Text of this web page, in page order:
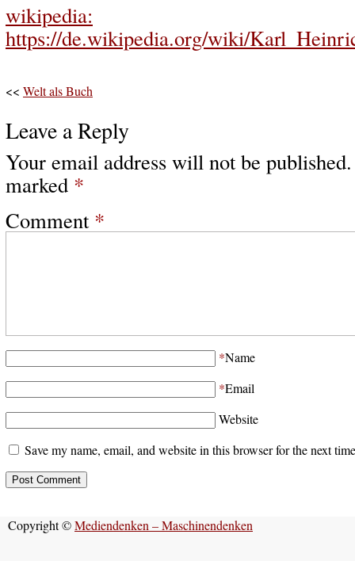
wikipedia:
https://de.wikipedia.org/wiki/
<< Welt als Buch
Leave a Reply
Your email address will not be published.
marked *
Comment *
*Name
*Email
Website
Save my name, email, and website in this browser for the next
Copyright ©Mediendenken – Maschinendenken